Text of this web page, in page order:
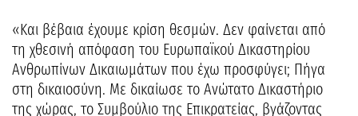
«Και βέβαια έχουμε κρίση θεσμών. Δεν φαίνεται από
τη χθεσινή απόφαση του Ευρωπαϊκού Δικαστηρίου
Ανθρωπίνων Δικαιωμάτων που έχω προσφύγει; Πήγα
στη δικαιοσύνη. Με δικαίωσε το Ανώτατο Δικαστήριο
της χώρας, το Συμβούλιο της Επικρατείας, βγάζοντας